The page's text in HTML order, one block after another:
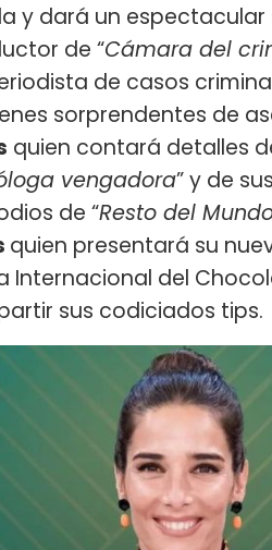
y dará un
de “Cámara del
de casos
sorprendentes de
quien contará detalles
vengadora” y de
de “Resto del
quien presentará su
Internacional del
sus codiciados tips.